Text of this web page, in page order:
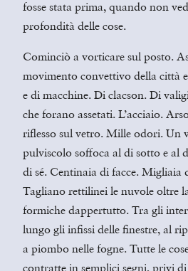
fosse stata prima, quando non
profondità delle cose.
Cominciò a vorticare sul posto.
movimento convettivo della città
e di macchine. Di clacson. Di
che forano assetati. L’acciaio.
riflesso sul vetro. Mille odori. Un
pulviscolo soffoca al di sotto e al
di sé. Centinaia di facce. Migliaia
Tagliano rettilinei le nuvole oltre
formiche dappertutto. Tra gli
lungo gli infissi delle finestre, al
a piombo nelle fogne. Tutte le
contratte in semplici segni, privi